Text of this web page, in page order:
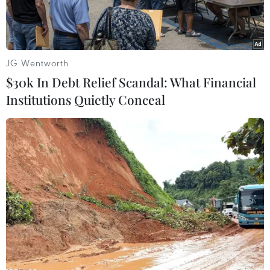
Các tòa nhà bị phá hủy do xung đột tại Rafah, Dải Gaza. (Ảnh:
THX/TTXVN)
Trong tuyên bố chung ngày 8/3, Ngoại trưởng
các nước Pháp, Đức, Italy và Anh nêu rõ ủng hộ
kế hoạch tái thiết Dải Gaza do các nước Arab
JG Wentworth
$30k In Debt Relief Scandal: What Financial
Institutions Quietly Conceal